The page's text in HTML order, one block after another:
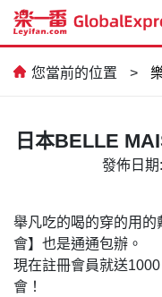
您當前的位置 >
，我終於實現相機自
日本BELLE
發佈日
舉凡吃的喝的穿的用的
會】也是通通包辦。
現在註冊會員就送1000
會！